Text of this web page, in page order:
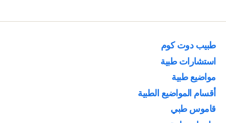
طبيب دوت كوم
استشارات طبية
مواضيع طبية
أقسام المواضيع الطبية
قاموس طبي